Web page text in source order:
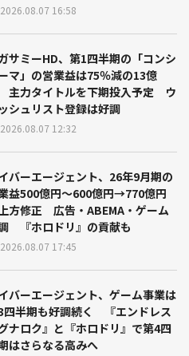
2026.08.07 16:58
サミーHD、第1四半期の「コンシ
マ」の営業益は75％減の13億
力タイトルを下期投入予定 ウ
シュリスト登録は好調
2026.08.07 12:32
バーエージェント、26年9月期の
益500億円～600億円→770億円
方修正 広告・ABEMA・ゲーム
『ホロドリ』の貢献も
2026.08.07 17:45
バーエージェント、ゲーム事業は
四半期も好調続く 『エンドレス
ナロク』と『ホロドリ』で第4四
はさらなる高みへ